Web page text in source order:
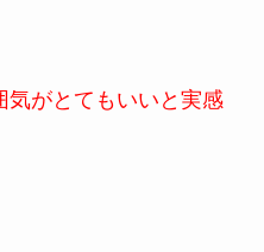
気がとてもいいと実感